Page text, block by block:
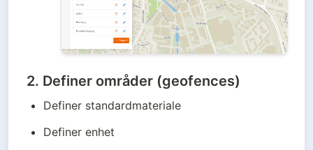
2. Definer områder (geofences)
Definer standardmateriale
Definer enhet